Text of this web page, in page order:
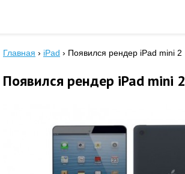
Главная › iPad › Появился рендер iPad mini 2
Появился рендер iPad mini 2